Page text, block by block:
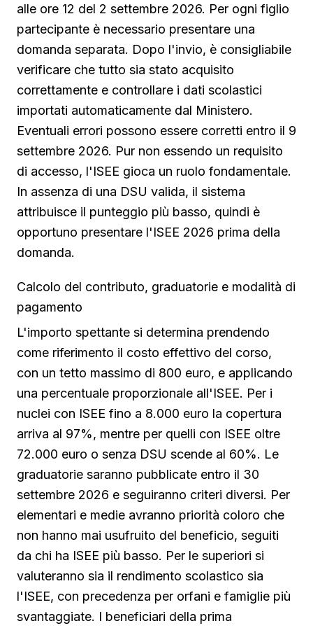
alle ore 12 del 2 settembre 2026. Per ogni figlio
partecipante è necessario presentare una
domanda separata. Dopo l'invio, è consigliabile
verificare che tutto sia stato acquisito
correttamente e controllare i dati scolastici
importati automaticamente dal Ministero.
Eventuali errori possono essere corretti entro il 9
settembre 2026. Pur non essendo un requisito
di accesso, l'ISEE gioca un ruolo fondamentale.
In assenza di una DSU valida, il sistema
attribuisce il punteggio più basso, quindi è
opportuno presentare l'ISEE 2026 prima della
domanda.
Calcolo del contributo, graduatorie e modalità di
pagamento
L'importo spettante si determina prendendo
come riferimento il costo effettivo del corso,
con un tetto massimo di 800 euro, e applicando
una percentuale proporzionale all'ISEE. Per i
nuclei con ISEE fino a 8.000 euro la copertura
arriva al 97%, mentre per quelli con ISEE oltre
72.000 euro o senza DSU scende al 60%. Le
graduatorie saranno pubblicate entro il 30
settembre 2026 e seguiranno criteri diversi. Per
elementari e medie avranno priorità coloro che
non hanno mai usufruito del beneficio, seguiti
da chi ha ISEE più basso. Per le superiori si
valuteranno sia il rendimento scolastico sia
l'ISEE, con precedenza per orfani e famiglie più
svantaggiate. I beneficiari della prima